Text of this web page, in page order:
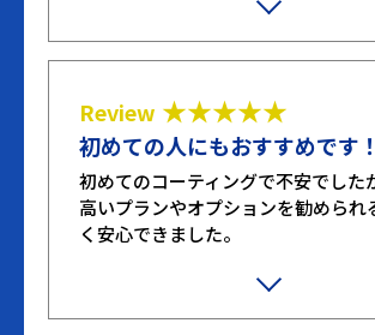
Review ★★★★★
初めての人にもおすすめです！
初めてのコーティングで不安でした
高いプランやオプションを勧められ
く安心できました。
で見るたびに心が躍ります。